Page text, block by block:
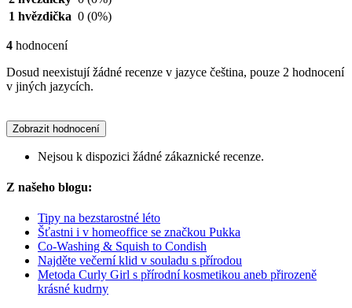
1 hvězdička 0 (0%)
4 hodnocení
Dosud neexistují žádné recenze v jazyce čeština, pouze 2 hodnocení
v jiných jazycích.
Zobrazit hodnocení
Nejsou k dispozici žádné zákaznické recenze.
Z našeho blogu:
Tipy na bezstarostné léto
Šťastni i v homeoffice se značkou Pukka
Co-Washing & Squish to Condish
Najděte večerní klid v souladu s přírodou
Metoda Curly Girl s přírodní kosmetikou aneb přirozeně
krásné kudrny